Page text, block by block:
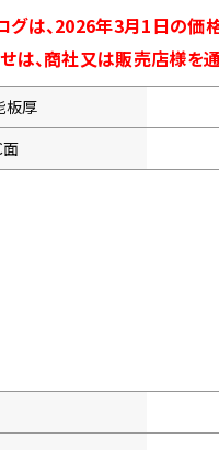
は、2026年3月1日の価
は、商社又は販売店様を
板厚